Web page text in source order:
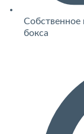
Собственное
бокса